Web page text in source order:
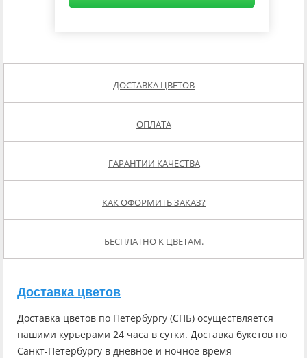
ДОСТАВКА ЦВЕТОВ
ОПЛАТА
ГАРАНТИИ КАЧЕСТВА
КАК ОФОРМИТЬ ЗАКАЗ?
БЕСПЛАТНО К ЦВЕТАМ.
Доставка цветов
Доставка цветов по Петербургу (СПБ) осуществляется
нашими курьерами 24 часа в сутки. Доставка букетов по
Санкт-Петербургу в дневное и ночное время